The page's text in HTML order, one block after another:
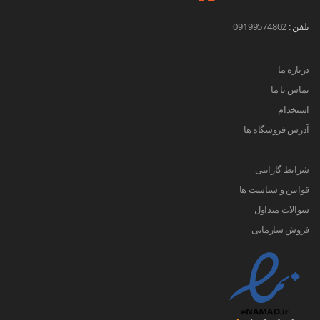
تلفن : 09199574802
درباره ما
تماس با ما
استخدام
آدرس فروشگاه ها
شرایط گارانتی
قوانین و سیاست ها
سوالات متداول
فروش سازمانی